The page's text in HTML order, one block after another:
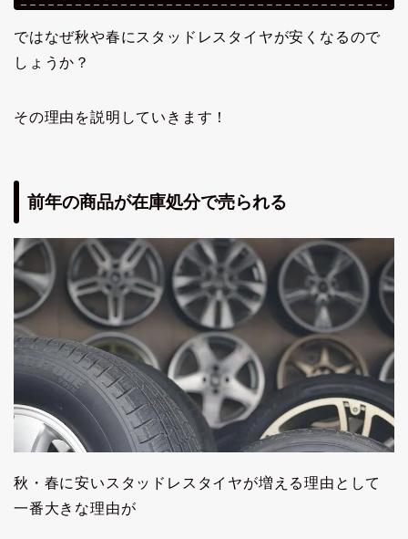
ではなぜ秋や春にスタッドレスタイヤが安くなるので
しょうか？
その理由を説明していきます！
前年の商品が在庫処分で売られる
秋・春に安いスタッドレスタイヤが増える理由として
一番大きな理由が